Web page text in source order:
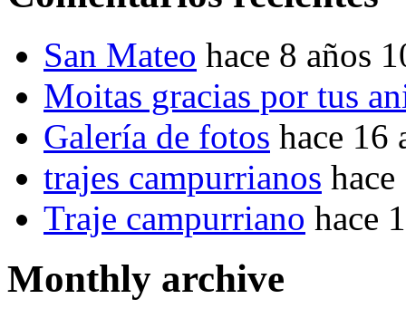
San Mateo hace 8 años
Moitas gracias por tus
Galería de fotos hace 16
trajes campurrianos
Traje campurriano hace
Monthly archive